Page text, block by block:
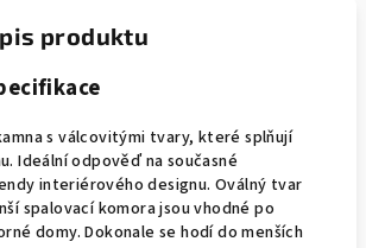
produktu
s válcovitými tvary, které splňují
Ideální odpověď na současné
interiérového designu. Oválný tvar
spalovací komora jsou vhodné po
domy. Dokonale se hodí do menších